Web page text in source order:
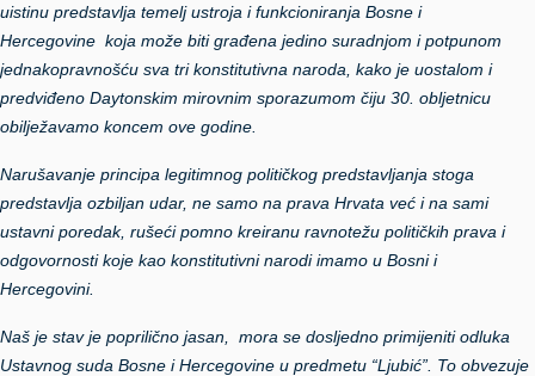
uistinu predstavlja temelj ustroja i funkcioniranja Bosne i
Hercegovine koja može biti građena jedino suradnjom i potpunom
jednakopravnošću sva tri konstitutivna naroda, kako je uostalom i
predviđeno Daytonskim mirovnim sporazumom čiju 30. obljetnicu
obilježavamo koncem ove godine.
Narušavanje principa legitimnog političkog predstavljanja stoga
predstavlja ozbiljan udar, ne samo na prava Hrvata već i na sami
ustavni poredak, rušeći pomno kreiranu ravnotežu političkih prava i
odgovornosti koje kao konstitutivni narodi imamo u Bosni i
Hercegovini.
Naš je stav je poprilično jasan, mora se dosljedno primijeniti odluka
Ustavnog suda Bosne i Hercegovine u predmetu “Ljubić”. To obvezuje